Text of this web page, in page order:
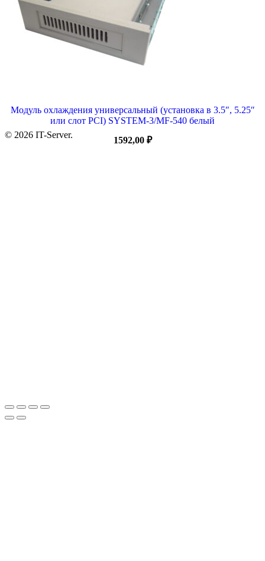
Модуль охлаждения универсальный (установка в 3.5″, 5.25″
или слот PCI) SYSTEM-3/MF-540 белый
1592,00 ₽
© 2026 IT-Server.